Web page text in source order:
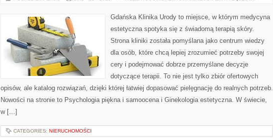
POWIKŁANIA
PO
Gdańska Klinika Urody to miejsce, w którym medycyna
estetyczna spotyka się z świadomą terapią skóry.
Strona kliniki została pomyślana jako centrum wiedzy
dla osób, które chcą lepiej zrozumieć potrzeby swojej
cery i podejmować dobrze przemyślane decyzje
dotyczące terapii. To nie jest tylko zbiór ofertowych
opisów, ale katalog rozwiązań, dzięki której łatwiej dopasować pielęgnację do realnych potrzeb.
Nowości na stronie to Psychologia piękna i samoocena i Ginekologia estetyczna. W świecie,
w […]
CATEGORIES: NIERUCHOMOŚCI